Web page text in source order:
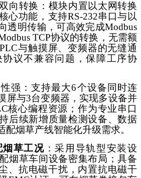
向转换：模块内置以太网转换
心功能，支持RS-232串口与以
透明传输，可高效完成Modbus
TCP协议的转换，无需额
与触摸屏、变频器的无缝通
议不兼容问题，保障工序协
强：支持最大6个设备同时连
屏与3台变频器，实现多设备并
核心编程资源；作为专业串口
后续新增质量检测设备、数据
配烟草产线智能化升级需求。
烟草工况 ：采用导轨型安装设
烟草车间设备密集布局；具备
、抗电磁干扰，内置抗电磁干